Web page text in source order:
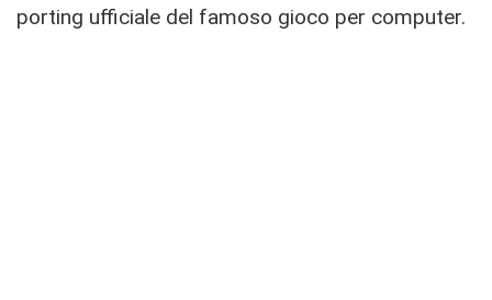
porting ufficiale del famoso gioco per computer.